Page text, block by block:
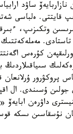
ساۋد
قايتتى. ەلباسى
وتكىزىپ،
تاستادى.
كۇرەس
سىياقىلاردىڭ
پروكۋرور ۇرلانعان
ۇسىندى. ال
نۇسقاسىن ىسكە